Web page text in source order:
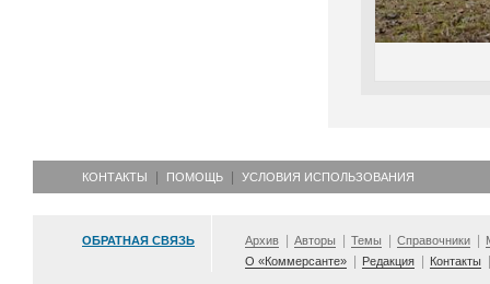
КОНТАКТЫ ПОМОЩЬ УСЛОВИЯ ИСПОЛЬЗОВАНИЯ
ОБРАТНАЯ СВЯЗЬ Архив Авторы Темы Справочники
О «Коммерсанте»
Редакция Контакты